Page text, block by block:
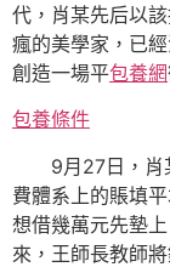
代，肖某先后以
瘋的美學家，已
創造一場平包養網
包養條件
9月27日，肖
費體系上的賬填
想借幾萬元先墊
來，王師長教師